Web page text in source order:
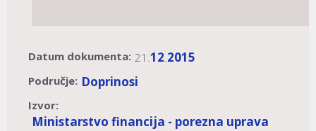
Datum dokumenta: 21.12.2015
Područje: Doprinosi
Izvor:
Ministarstvo financija - porezna uprava